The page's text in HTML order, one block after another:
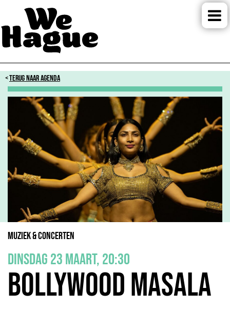
TERUG NAAR AGENDA
Muziek & Concerten
dinsdag 23 maart, 20:30
BollyWood Masala